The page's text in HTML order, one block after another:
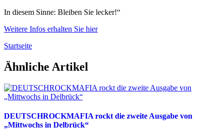
In diesem Sinne: Bleiben Sie lecker!“
Weitere Infos erhalten Sie hier
Startseite
Ähnliche Artikel
DEUTSCHROCKMAFIA rockt die zweite Ausgabe von
„Mittwochs in Delbrück“